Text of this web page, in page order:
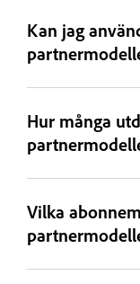
Kan jag
Hur många
Vilka